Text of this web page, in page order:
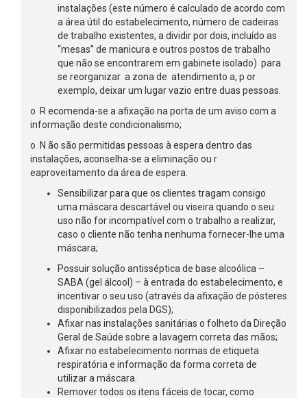
instalações (este número é calculado de acordo com
a área útil do estabelecimento, número de cadeiras
de trabalho existentes, a dividir por dois, incluído as
“mesas” de manicura e outros postos de trabalho
que não se encontrarem em gabinete isolado) para
se reorganizar a zona de atendimento a, p or
exemplo, deixar um lugar vazio entre duas pessoas.
o R ecomenda-se a afixação na porta de um aviso com a
informação deste condicionalismo;
o N ão são permitidas pessoas à espera dentro das
instalações, aconselha-se a eliminação ou r
eaproveitamento da área de espera.
Sensibilizar para que os clientes tragam consigo
uma máscara descartável ou viseira quando o seu
uso não for incompatível com o trabalho a realizar,
caso o cliente não tenha nenhuma fornecer-lhe uma
máscara;
Possuir solução antisséptica de base alcoólica –
SABA (gel álcool) – à entrada do estabelecimento, e
incentivar o seu uso (através da afixação de pósteres
disponibilizados pela DGS);
Afixar nas instalações sanitárias o folheto da Direção
Geral de Saúde sobre a lavagem correta das mãos;
Afixar no estabelecimento normas de etiqueta
respiratória e informação da forma correta de
utilizar a máscara.
Remover todos os itens fáceis de tocar, como